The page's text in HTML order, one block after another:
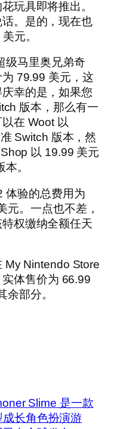
玩具即将推出。
。是的，现在也
元。
级马里奥兄弟奇
79.99 美元，这
幸的是，如果您
版本，那么有一
在 Woot 以
Switch 版本，然
以 19.99 美元
。
体验的总费用为
元。一点也不差，
权缴纳全额任天
My Nintendo Store
体售价为 66.99
余部分。
Slime 是一款
成长角色扮演游